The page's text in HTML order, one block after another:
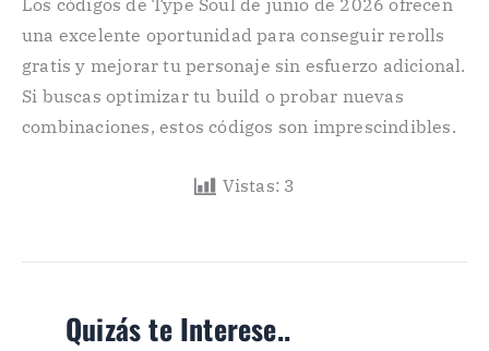
Los códigos de Type Soul de junio de 2026 ofrecen
una excelente oportunidad para conseguir rerolls
gratis y mejorar tu personaje sin esfuerzo adicional.
Si buscas optimizar tu build o probar nuevas
combinaciones, estos códigos son imprescindibles.
Vistas: 3
Quizás te Interese..